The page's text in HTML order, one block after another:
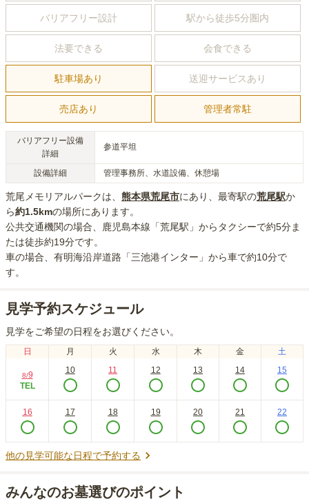
バリアフリー設計 駅から徒歩5分圏内
法要できる 会食できる
駐車場あり 送迎サービスあり
売店あり 管理者常駐
バリアフリー設備
詳細
参道平坦
設備詳細 管理事務所、水道設備、休憩場
荒尾メモリアルパークは、 熊本県荒尾市にあり 、最寄駅の荒尾駅か
ら約1.5kmの場所にあり ます。
公共交通機関の場合、鹿児島本線「荒尾駅」からタクシーで約5分ま
たは徒歩約19分です。
車の場合、有明海沿岸道路「三池港インター」から車で約10分で
す。
見学予約スケジュール
見学をご希望の日程をお選びください。
日 月 火 水 木 金 土
8/9
TEL
10 11 12 13 14 15
16 17 18 19 20 21 22
他の見学可能な日程で予約する
みんなのお墓選びのポイント